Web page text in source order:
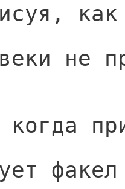
как
не